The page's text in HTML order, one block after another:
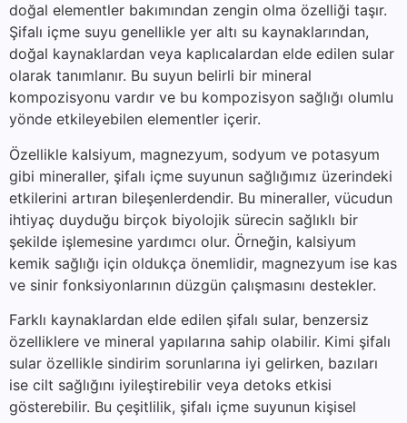
doğal elementler bakımından zengin olma özelliği taşır.
Şifalı içme suyu genellikle yer altı su kaynaklarından,
doğal kaynaklardan veya kaplıcalardan elde edilen sular
olarak tanımlanır. Bu suyun belirli bir mineral
kompozisyonu vardır ve bu kompozisyon sağlığı olumlu
yönde etkileyebilen elementler içerir.
Özellikle kalsiyum, magnezyum, sodyum ve potasyum
gibi mineraller, şifalı içme suyunun sağlığımız üzerindeki
etkilerini artıran bileşenlerdendir. Bu mineraller, vücudun
ihtiyaç duyduğu birçok biyolojik sürecin sağlıklı bir
şekilde işlemesine yardımcı olur. Örneğin, kalsiyum
kemik sağlığı için oldukça önemlidir, magnezyum ise kas
ve sinir fonksiyonlarının düzgün çalışmasını destekler.
Farklı kaynaklardan elde edilen şifalı sular, benzersiz
özelliklere ve mineral yapılarına sahip olabilir. Kimi şifalı
sular özellikle sindirim sorunlarına iyi gelirken, bazıları
ise cilt sağlığını iyileştirebilir veya detoks etkisi
gösterebilir. Bu çeşitlilik, şifalı içme suyunun kişisel